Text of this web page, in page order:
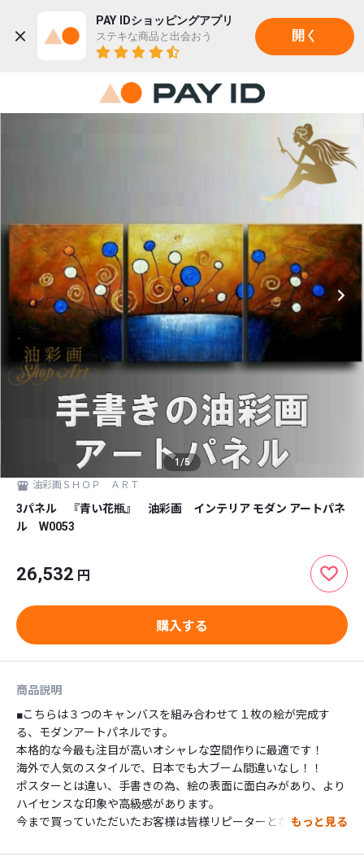
PAY IDショッピングアプリ
ステキな商品と出会おう 開く
1 /5
油彩画ＳＨＯＰ ＡＲＴ
3パネル 『青い花瓶』 油彩画 インテリア モダン アートパネ
ル W0053
26,532 円
購入する
商品説明
■こちらは３つのキャンバスを組み合わせて１枚の絵が完成す
る、モダンアートパネルです。
本格的な今最も注目が高いオシャレな空間作りに最適です！
海外で人気のスタイルで、日本でも大ブーム間違いなし！！
ポスターとは違い、手書きの為、絵の表面に面白みがあり、より
ハイセンスな印象や高級感があります。
今まで買っていただいたお客様は皆様リピーターとなって、
満足していただけるとおもいます！
もっと見る